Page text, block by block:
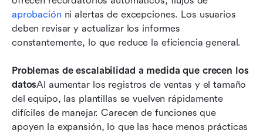
aprobación ni alertas de excepciones. Los usuarios
deben revisar y actualizar los informes
constantemente, lo que reduce la eficiencia general.
Problemas de escalabilidad a medida que crecen los
datosAl aumentar los registros de ventas y el tamaño
del equipo, las plantillas se vuelven rápidamente
difíciles de manejar. Carecen de funciones que
apoyen la expansión, lo que las hace menos prácticas